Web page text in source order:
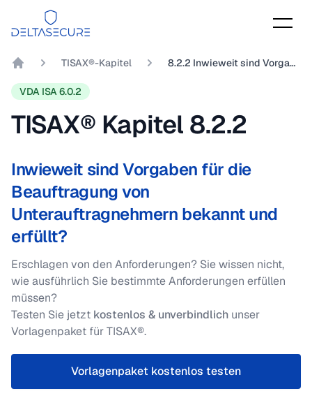
DeltaSecure
TISAX®-Kapitel 8.2.2 Inwieweit sind Vorgaben für die Beauftragung von Unterauftragnehmern bekannt und erfüllt?
VDA ISA 6.0.2
TISAX® Kapitel 8.2.2
Inwieweit sind Vorgaben für die
Beauftragung von
Unterauftragnehmern bekannt und
erfüllt?
Erschlagen von den Anforderungen? Sie wissen nicht,
wie ausführlich Sie bestimmte Anforderungen erfüllen
müssen?
Testen Sie jetzt kostenlos & unverbindlich unser
Vorlagenpaket für TISAX®.
Vorlagenpaket kostenlos testen